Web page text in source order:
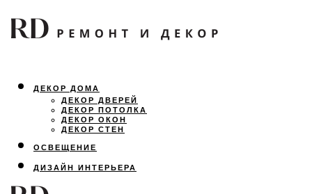
ДЕКОР ДОМА
ДЕКОР ДВЕРЕЙ
ДЕКОР ПОТОЛКА
ДЕКОР ОКОН
ДЕКОР СТЕН
ОСВЕЩЕНИЕ
ДИЗАЙН ИНТЕРЬЕРА
ЛАНДШАФТНЫЙ ДИЗАЙН